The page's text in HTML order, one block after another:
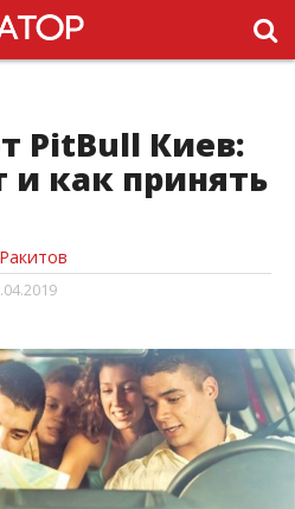
PitBull Киев:
и как принять